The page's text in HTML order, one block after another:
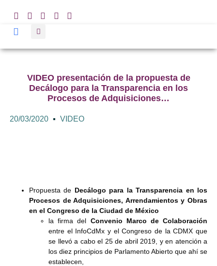
VIDEO presentación de la propuesta de
Decálogo para la Transparencia en los
Procesos de Adquisiciones…
20/03/2020 VIDEO
Propuesta de Decálogo para la Transparencia en los
Procesos de Adquisiciones, Arrendamientos y Obras
en el Congreso de la Ciudad de México
la firma del Convenio Marco de Colaboración
entre el InfoCdMx y el Congreso de la CDMX que
se llevó a cabo el 25 de abril 2019, y en atención a
los diez principios de Parlamento Abierto que ahí se
establecen,